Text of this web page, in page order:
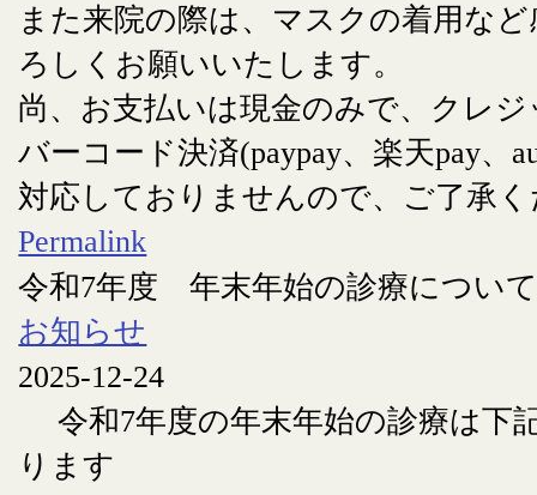
また来院の際は、マスクの着用な
ろしくお願いいたします。
尚、お支払いは現金のみで、クレ
バーコード決済(paypay、楽天pay、
対応しておりませんので、ご了承
Permalink
令和7年度 年末年始の診療につい
お知らせ
2025-12-24
令和7年度の年末年始の診療は下
ります